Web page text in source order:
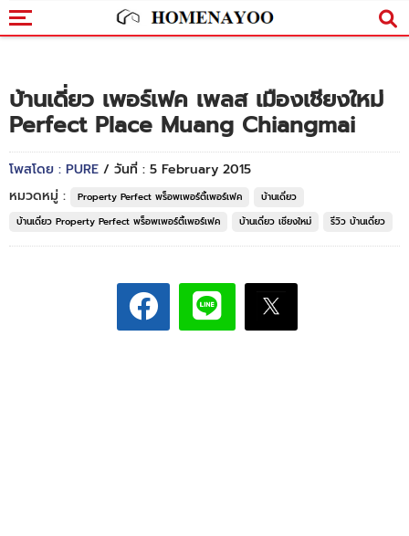
บ้านเดี่ยว เพอร์เฟค เพลส เมืองเชียงใหม่
Perfect Place Muang Chiangmai
โพสโดย : PURE / วันที่ : 5 February 2015
หมวดหมู่ :
Property Perfect พร็อพเพอร์ตี้เพอร์เฟค
บ้านเดี่ยว
บ้านเดี่ยว Property Perfect พร็อพเพอร์ตี้เพอร์เฟค
บ้านเดี่ยว เชียงใหม่ รีวิว บ้านเดี่ยว